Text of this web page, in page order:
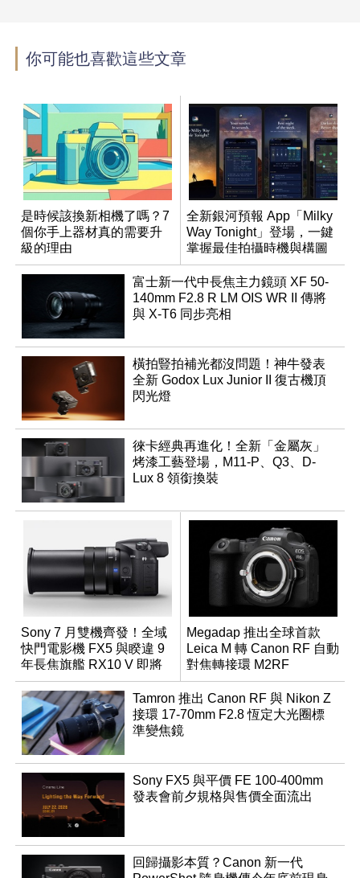
你可能也喜歡這些文章
是時候該換新相機了嗎？7
個你手上器材真的需要升
級的理由
全新銀河預報 App「Milky
Way Tonight」登場，一鍵
掌握最佳拍攝時機與構圖
富士新一代中長焦主力鏡頭 XF 50-
140mm F2.8 R LM OIS WR II 傳將
與 X-T6 同步亮相
橫拍豎拍補光都沒問題！神牛發表
全新 Godox Lux Junior II 復古機頂
閃光燈
徠卡經典再進化！全新「金屬灰」
烤漆工藝登場，M11-P、Q3、D-
Lux 8 領銜換裝
Sony 7 月雙機齊發！全域
快門電影機 FX5 與睽違 9
年長焦旗艦 RX10 V 即將
登場
Megadap 推出全球首款
Leica M 轉 Canon RF 自動
對焦轉接環 M2RF
Tamron 推出 Canon RF 與 Nikon Z
接環 17-70mm F2.8 恆定大光圈標
準變焦鏡
Sony FX5 與平價 FE 100-400mm
發表會前夕規格與售價全面流出
回歸攝影本質？Canon 新一代